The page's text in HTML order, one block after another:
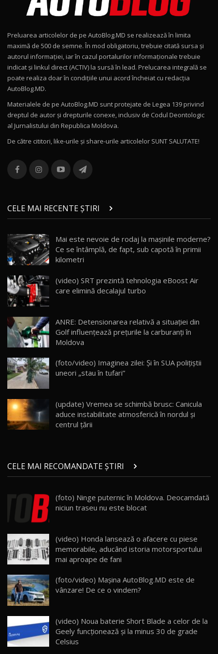
Noul Geely EX2 / Test Drive AutoBlog.MD
15:22
Mercedes-AMG E 53 HYBRID 4MATIC+ / Test
Drive AutoBlog.MD
16:27
11
Noul Volvo ES90 / Test Drive AutoBlog.MD
12
Noul MG HS / Test Drive AutoBlog.MD
16:48
13
combină aventura cu luxul / AutoBlog.MD
36:08
chinez care face lumea să se întoarcă după el
/ AutoBlog.MD
17:27
15 14:37
16
AutoBlogMD
13:10
17 20:06
Va fi modelul nr.1 BYD în Moldova? BYD Seal U
30:08
AutoBlog.MD
23:36
20
Noul ZEEKR 7X / Test Drive AutoBlog.MD
29:08
21
Micul BYD Dolphin Surf / Test Drive
AutoBlog.MD
16:59
Noua Mazda 6e / Test Drive AutoBlog.MD
26:59
23
Lynk & Co 01 / Test Drive AutoBlog.MD
25:19
24
ZEEKR 009: Cel mai Performant și Confortabil
Van Electric Testat în Moldova / AutoBlog.MD
26:38
mai Exclusiv și Puternic Defender Testat în
Moldova
32:21
Preluarea articolelor de pe AutoBlog.MD se realizează în limita
maximă de 500 de semne. În mod obligatoriu, trebuie citată sursa și
autorul informației, iar în cazul portalurilor informaționale trebuie
indicat și linkul direct (ACTIV) la sursă în lead. Prelucarea integrală se
poate realiza doar în condițiile unui acord încheiat cu redacţia
AutoBlog.MD.
Materialele de pe AutoBlog.MD sunt protejate de Legea 139 privind
dreptul de autor și drepturile conexe, inclusiv de Codul Deontologic
al Jurnalistului din Republica Moldova.
De către cititori, like-urile şi share-urile articolelor SUNT SALUTATE!
CELE MAI RECENTE ȘTIRI
Mai este nevoie de rodaj la mașinile moderne?
Ce se întâmplă, de fapt, sub capotă în primii
kilometri
(video) SRT prezintă tehnologia eBoost Air
care elimină decalajul turbo
ANRE: Detensionarea relativă a situației din
Golf influențează prețurile la carburanți în
Moldova
(foto/video) Imaginea zilei: Și în SUA polițiștii
uneori „stau în tufari”
(update) Vremea se schimbă brusc: Canicula
aduce instabilitate atmosferică în nordul și
centrul țării
CELE MAI RECOMANDATE ȘTIRI
(foto) Ninge puternic în Moldova. Deocamdată
niciun traseu nu este blocat
(video) Honda lansează o afacere cu piese
memorabile, aducând istoria motorsportului
mai aproape de fani
(foto/video) Mașina AutoBlog.MD este de
vânzare! De ce o vindem?
(video) Noua baterie Short Blade a celor de la
Geely funcționează și la minus 30 de grade
Celsius